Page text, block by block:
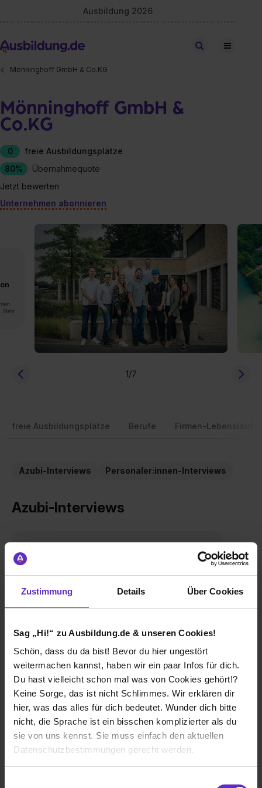
Zustimmung Details Über Cookies
Sag „Hi!“ zu Ausbildung.de & unseren Cookies!
Schön, dass du da bist! Bevor du hier ungestört
weitermachen kannst, haben wir ein paar Infos für dich.
Du hast vielleicht schon mal was von Cookies gehört!?
Keine Sorge, das ist nicht Schlimmes. Wir erklären dir
hier, was das alles für dich bedeutet. Wunder dich bitte
nicht, die Sprache ist ein bisschen komplizierter als du
sie von uns kennst. Sie muss einfach den aktuellen
Datenschutzbestimmungen gerecht werden.
Ausbildung 2026
Stellen finden
Mönninghoff GmbH & Co.KG
Mönninghoff GmbH &
Co.KG
0
freie Ausbildungsplätze
80%
Übernahmequote
Jetzt bewerten
Unternehmen abonnieren
Mehr
1/7
freie Ausbildungsplätze Berufe Firmen-Lebenslauf
Azubi-Interviews Personaler:innen-Interviews
Azubi-Interviews
Eileen I.
Industriekaufmann/-frau